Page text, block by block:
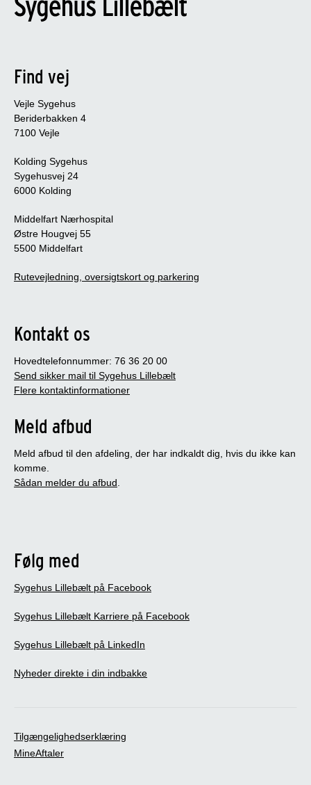
6 ud af 7 essentielle kriterier. Medvirkende til at
Forbedringskriterier og kriterier vedrørende
beslutningsstøtteværktøjer om screening indgår
Find vej
Vejle Sygehus
Beriderbakken 4
7100 Vejle
Kolding Sygehus
Sygehusvej 24
6000 Kolding
Middelfart Nærhospital
Østre Hougvej 55
5500 Middelfart
Rutevejledning, oversigtskort og parkering
Kontakt os
Hovedtelefonnummer: 76 36 20 00
Send sikker mail til Sygehus Lillebælt
Flere kontaktinformationer
Meld afbud
Meld afbud til den afdeling, der har indkaldt dig, hvis du ikke kan
komme.
Sådan melder du afbud.
Følg med
Sygehus Lillebælt på Facebook
Sygehus Lillebælt Karriere på Facebook
Sygehus Lillebælt på LinkedIn
Nyheder direkte i din indbakke
Tilgængelighedserklæring
MineAftaler